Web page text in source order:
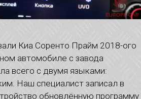
Киа Соренто Прайм 2018-ого
автомобиле с завода
всего с двумя языками:
Наш специалист записал в
обновлённую программу